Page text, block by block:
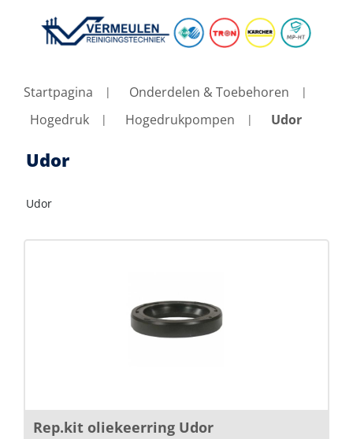
Startpagina
Onderdelen & Toebehoren
Hogedruk
Hogedrukpompen Udor
Udor
Udor
Rep.kit oliekeerring Udor